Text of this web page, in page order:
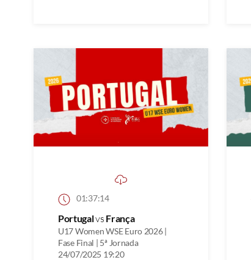
01:37:14
Portugalvs França
U17 Women WSE Euro 2026 |
Fase Final | 5ª Jornada
24/07/2025 19:20